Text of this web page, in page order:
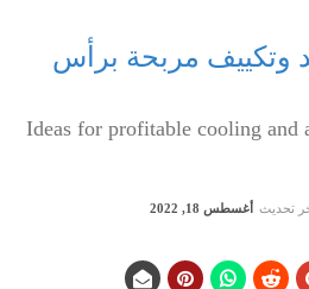
وتكييف مربحة برأس
Ideas for profitable cooling and
تحديث أغسطس 18, 2022